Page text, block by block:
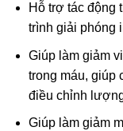
Hỗ trợ tác động
trình giải phóng
Giúp làm giảm
trong máu, giúp
điều chỉnh
Giúp làm giảm